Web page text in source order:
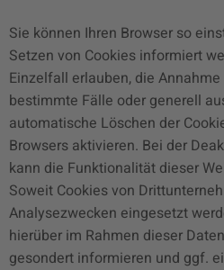
Sie können Ihren Browser so
Setzen von Cookies informiert
Einzelfall erlauben, die
bestimmte Fälle oder generell
automatische Löschen der
Browsers aktivieren. Bei der
kann die Funktionalität dieser
Soweit Cookies von
Analysezwecken eingesetzt
hierüber im Rahmen dieser
gesondert informieren und ggf.